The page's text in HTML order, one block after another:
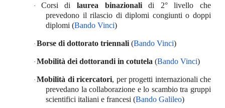
· Corsi di laurea binazionalidi 2° livello che
prevedono il rilascio di diplomi congiunti o doppi
diplomi (Bando Vinci)
· Borse di dottorato triennali (Bando Vinci)
· Mobilità dei dottorandi in cotutela (Bando Vinci)
· Mobilità di ricercatori, per progetti internazionali che
prevedano la collaborazione e lo scambio tra gruppi
scientifici italiani e francesi (Bando Galileo)